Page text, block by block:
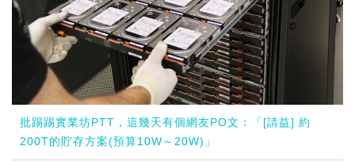
批踢踢實業坊PTT，這幾天有個網友PO文：「[請益] 約
200T的貯存方案(預算10W～20W)」